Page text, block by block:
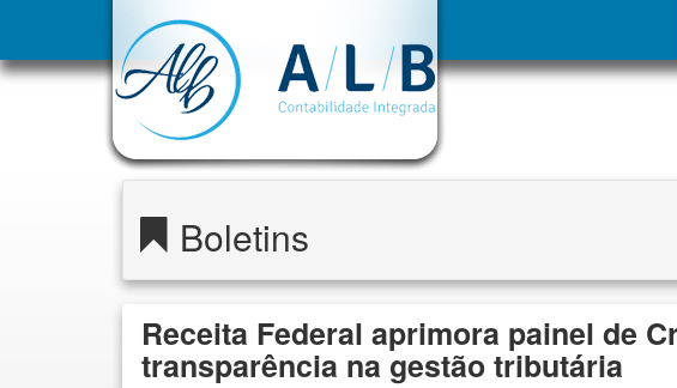
Boletins
Receita Federal aprimora painel de
transparência na gestão tributária